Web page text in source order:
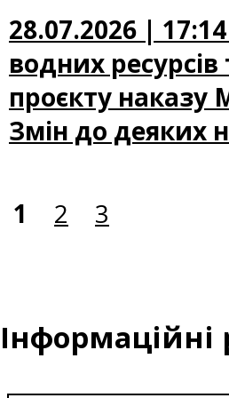
28.07.2026 |
водних
проєкту наказу
Змін до деяких
1 2 3
Інформаційні